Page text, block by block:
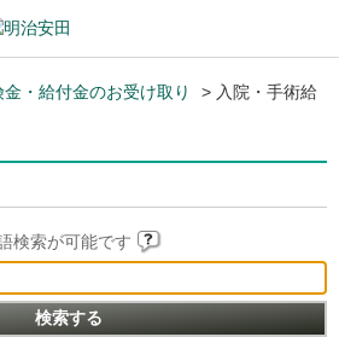
金・給付金のお受け取り > 入院・手術給
検索が可能です